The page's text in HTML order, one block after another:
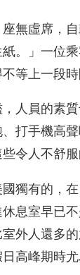
座無虛席，
。」一位
等上一段時
人員的素
打手機高
令人不舒服
獨有的，
息室早已
外人還多
高峰期時尤